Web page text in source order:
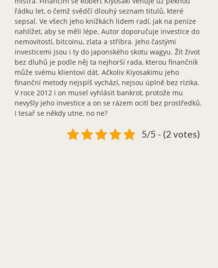
řádku let, o čemž svědčí dlouhý seznam titulů, které
sepsal. Ve všech jeho knížkách lidem radí, jak na peníze
nahlížet, aby se měli lépe. Autor doporučuje investice do
nemovitostí, bitcoinu, zlata a stříbra. Jeho častými
investicemi jsou i ty do japonského skotu wagyu. Žít život
bez dluhů je podle něj ta nejhorší rada, kterou finančník
může svému klientovi dát. Ačkoliv Kiyosakimu jeho
finanční metody nejspíš vychází, nejsou úplně bez rizika.
V roce 2012 i on musel vyhlásit bankrot, protože mu
nevyšly jeho investice a on se rázem ocitl bez prostředků.
I tesař se někdy utne, no ne?
5/5 - (2 votes)